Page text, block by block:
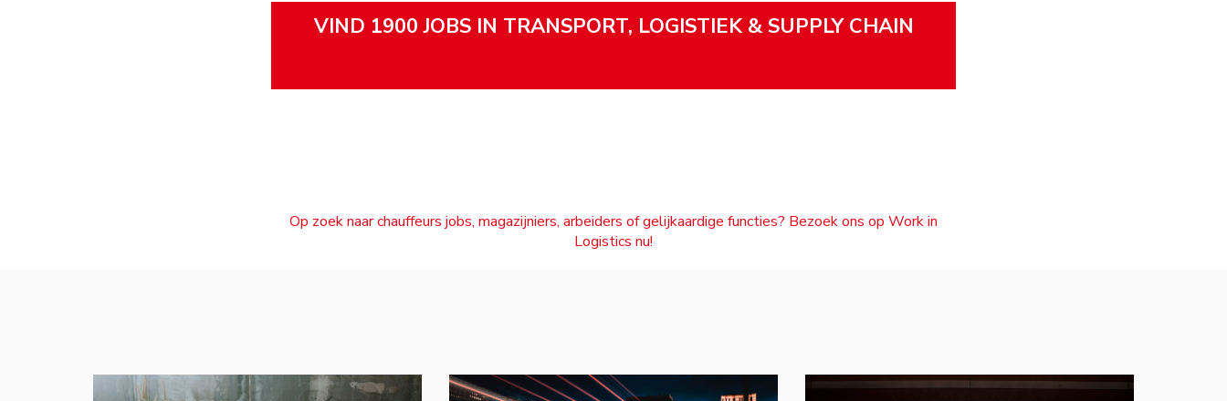
VIND 1900 JOBS IN TRANSPORT, LOGISTIEK & SUPPLY CHAIN
Op zoek naar chauffeurs jobs, magazijniers, arbeiders of gelijkaardige functies? Bezoek ons op Work in
Logistics nu!